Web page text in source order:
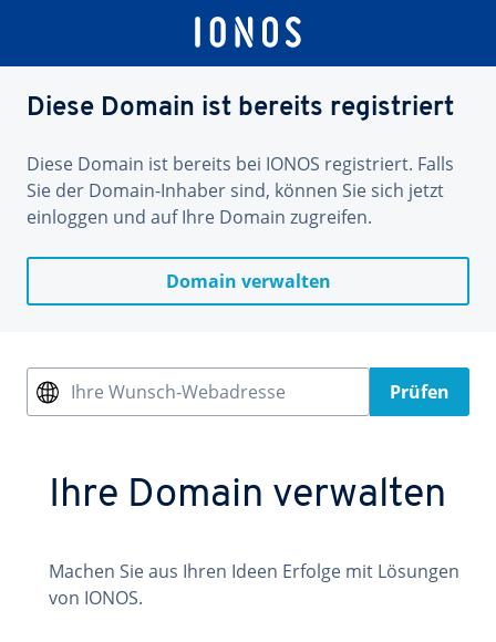
Diese Domain ist bereits registriert
Diese Domain ist bereits bei IONOS registriert. Falls
Sie der Domain-Inhaber sind, können Sie sich jetzt
einloggen und auf Ihre Domain zugreifen.
Domain verwalten
Ihre Wunsch-Webadresse Prüfen
Ihre Domain verwalten
Machen Sie aus Ihren Ideen Erfolge mit Lösungen
von IONOS.